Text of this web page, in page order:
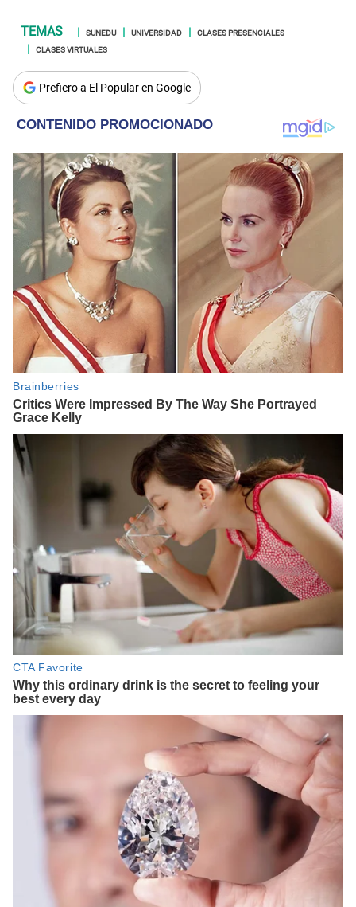
SUNEDU UNIVERSIDAD
CLASES PRESENCIALES
CLASES VIRTUALES
Prefiero a El Popular en Google